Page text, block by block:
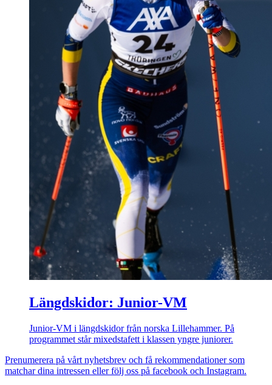
Längdskidor: Junior-VM
Junior-VM i längdskidor från norska Lillehammer. På
programmet står mixedstafett i klassen yngre juniorer.
Prenumerera på vårt nyhetsbrev och få rekommendationer som
matchar dina intressen eller följ oss på facebook och Instagram.